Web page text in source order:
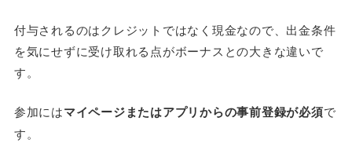
付与されるのはクレジットではなく現金なので、出金条件
を気にせずに受け取れる点がボーナスとの大きな違いで
す。
参加にはマイページまたはアプリからの事前登録が必須で
す。